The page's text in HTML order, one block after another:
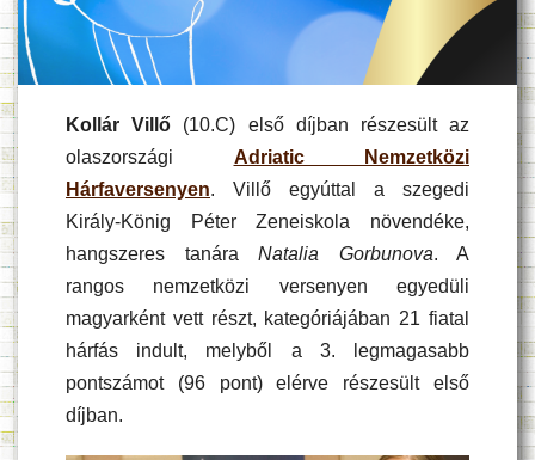
Kollár Villő (10.C) első díjban részesült az
olaszországi Adriatic Nemzetközi
Hárfaversenyen. Villő egyúttal a szegedi
Király-König Péter Zeneiskola növendéke,
hangszeres tanára Natalia Gorbunova. A
rangos nemzetközi versenyen egyedüli
magyarként vett részt, kategóriájában 21 fiatal
hárfás indult, melyből a 3. legmagasabb
pontszámot (96 pont) elérve részesült első
díjban.